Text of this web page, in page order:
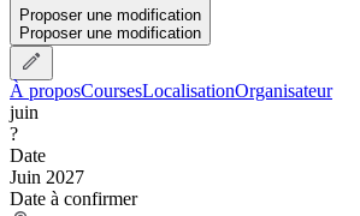
Proposer une modification
Proposer une modification
À proposCoursesLocalisationOrganisateur
juin
?
Date
Juin 2027
Date à confirmer